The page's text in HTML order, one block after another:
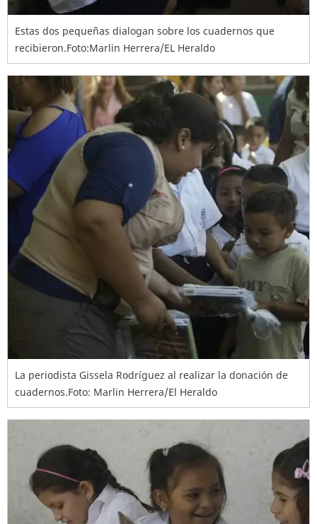
Estas dos pequeñas dialogan sobre los cuadernos que
recibieron.Foto:Marlin Herrera/EL Heraldo
La periodista Gissela Rodríguez al realizar la donación de
cuadernos.Foto: Marlin Herrera/El Heraldo